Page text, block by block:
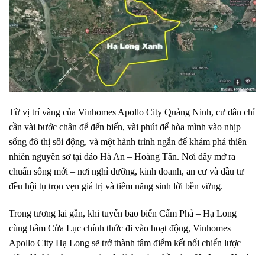
Từ vị trí vàng của Vinhomes Apollo City Quảng Ninh, cư dân chỉ
cần vài bước chân để đến biển, vài phút để hòa mình vào nhịp
sống đô thị sôi động, và một hành trình ngắn để khám phá thiên
nhiên nguyên sơ tại đảo Hà An – Hoàng Tân. Nơi đây mở ra
chuẩn sống mới – nơi nghỉ dưỡng, kinh doanh, an cư và đầu tư
đều hội tụ trọn vẹn giá trị và tiềm năng sinh lời bền vững.
Trong tương lai gần, khi tuyến bao biển Cẩm Phả – Hạ Long
cùng hầm Cửa Lục chính thức đi vào hoạt động, Vinhomes
Apollo City Hạ Long sẽ trở thành tâm điểm kết nối chiến lược